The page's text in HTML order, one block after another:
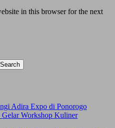
in this browser for the next
Search
Adira Expo di Ponorogo
Gelar Workshop Kuliner